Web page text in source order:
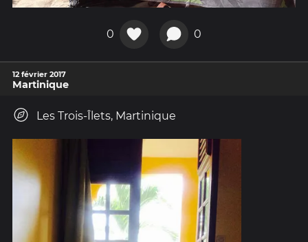
0 0
12 février 2017
Martinique
Les Trois-Îlets, Martinique